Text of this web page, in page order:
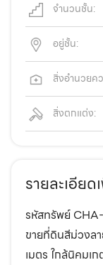
จำนวนชั้น:
อยู่ชั้น:
สิ่งอำนวยค
สิ่งตกแต่ง:
รายละเอียด
รหัสทรัพย์
ขายที่ดินสีม่วงล
เมตร ใกล้นิคมเ